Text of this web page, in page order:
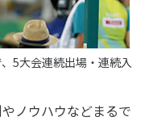
5大会連続出場・連続入
ノウハウなどまるで